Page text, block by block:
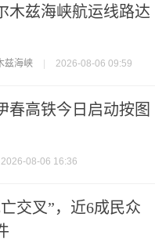
木兹海峡航运线路达
兹海峡 2026-08-06 09:59
春高铁今日启动按图
2026-08-06 16:36
交叉”，近6成民众